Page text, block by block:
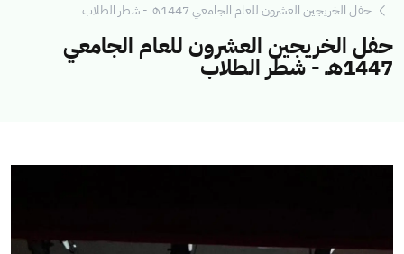
حفل الخريجين العشرون للعام الجامعي 1447هـ - شطر الطلاب
حفل الخريجين العشرون للعام الجامعي
1447هـ - شطر الطلاب